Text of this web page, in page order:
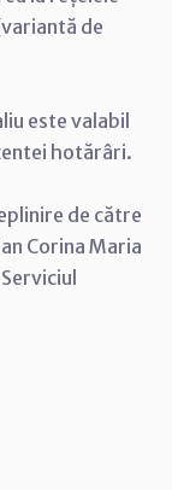
de
este valabil
hotărâri.
de către
Corina Maria